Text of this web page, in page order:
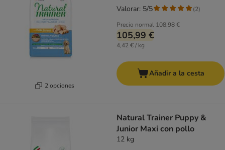
2 opciones
Precio normal 108,98 €
105,99 €
4,42 € / kg
Valorar: 5/5 (2)
Añadir a la cesta
Natural Trainer Puppy &
Junior Maxi con pollo
12 kg